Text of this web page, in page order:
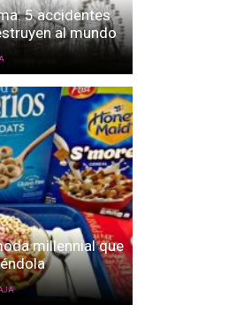
5 accidentes
al mundo
millennial que